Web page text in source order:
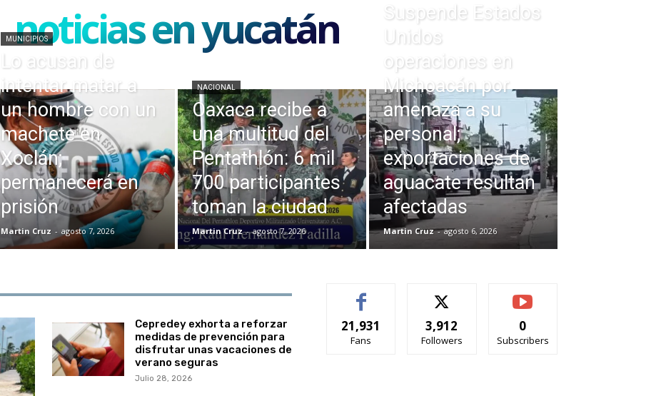
noticias en yucatán
MUNICIPIOS
Lo acusan de
intentar matar a
un hombre con un
machete en
Xoclán;
permanecerá en
prisión
Martin Cruz - agosto 7, 2026
NACIONAL
Oaxaca recibe a
una multitud del
Pentathlón: 6 mil
700 participantes
toman la ciudad
Martin Cruz - agosto 7, 2026
Suspende Estados
Unidos
operaciones en
Michoacán por
amenaza a su
personal;
exportaciones de
aguacate resultan
afectadas
Martin Cruz - agosto 6, 2026
Cepredey exhorta a reforzar
medidas de prevención para
disfrutar unas vacaciones de
verano seguras
Julio 28, 2026
21,931
Fans
3,912
Followers
0
Subscribers